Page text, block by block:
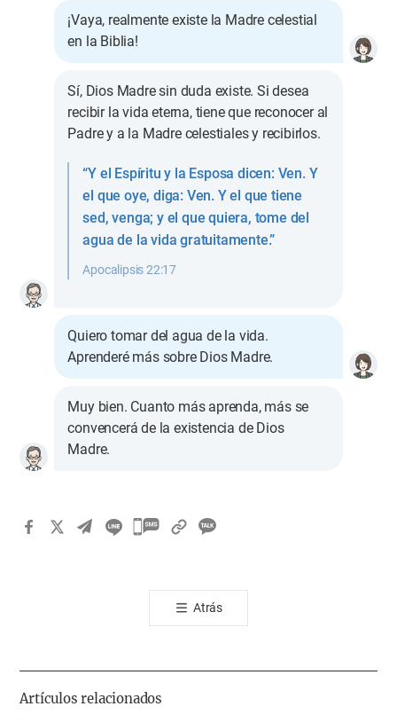
¡Vaya, realmente existe la Madre celestial
en la Biblia!
Sí, Dios Madre sin duda existe. Si desea
recibir la vida eterna, tiene que reconocer al
Padre y a la Madre celestiales y recibirlos.
“Y el Espíritu y la Esposa dicen: Ven. Y
el que oye, diga: Ven. Y el que tiene
sed, venga; y el que quiera, tome del
agua de la vida gratuitamente.”
Apocalipsis 22:17
Quiero tomar del agua de la vida.
Aprenderé más sobre Dios Madre.
Muy bien. Cuanto más aprenda, más se
convencerá de la existencia de Dios
Madre.
카
톡
공
기
Atrás
Artículos relacionados